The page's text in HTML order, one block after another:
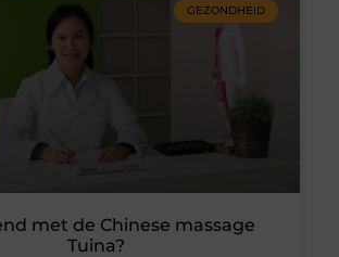
GEZONDHEID
met de Chinese massage
Tuina?